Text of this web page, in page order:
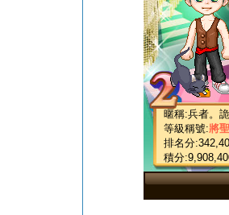
暱稱:兵者。
等級稱號:將聖
排名分
積分